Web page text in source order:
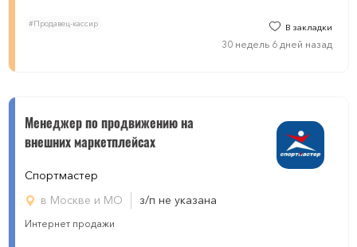
#Продавец-кассир В закладки
30 недель 6 дней назад
Менеджер по продвижению на
внешних маркетплейсах
Спортмастер
в Москве и МО
з/п не указана
Интернет продажи